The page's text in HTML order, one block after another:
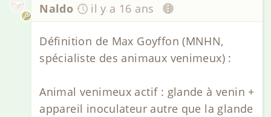
Naldo il y a 16 ans
Définition de Max Goyffon (MNHN,
spécialiste des animaux venimeux) :
Animal venimeux actif : glande à venin +
appareil inoculateur autre que la glande